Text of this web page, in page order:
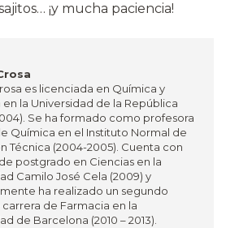
¡y mucha paciencia!
es licenciada en Química y
en la Universidad de la República
Se ha formado como profesora
Química en el Instituto Normal de
Técnica (2004-2005). Cuenta con
postgrado en Ciencias en la
Camilo José Cela (2009) y
ha realizado un segundo
de Farmacia en la
de Barcelona (2010 – 2013).